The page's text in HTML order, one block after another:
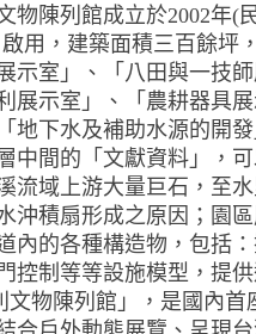
物陳列館成立於2002年(
用，建築面積三百餘坪，
示室」、「八田與一技
展示室」、「農耕器具
地下水及補助水源的開
中間的「文獻資料」，
流域上游大量巨石，至
沖積扇形成之原因；園
內的各種構造物，包括
控制等等設施模型，提
物陳列館」，是國內首